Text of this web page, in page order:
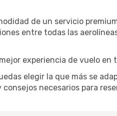
de un servicio
entre todas las
experiencia de vuelo en
elegir la que más se
necesarios para